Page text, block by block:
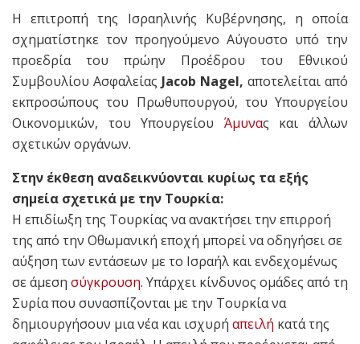
Η επιτροπή της Ισραηλινής Κυβέρνησης, η οποία
σχηματίστηκε τον προηγούμενο Αύγουστο υπό την
προεδρία του πρώην Προέδρου του Εθνικού
Συμβουλίου Ασφαλείας Jacob Nagel, αποτελείται από
εκπροσώπους του Πρωθυπουργού, του Υπουργείου
Οικονομικών, του Υπουργείου Άμυνας και άλλων
σχετικών οργάνων.
Στην έκθεση αναδεικνύονται κυρίως τα εξής
σημεία σχετικά με την Τουρκία:
Η επιδίωξη της Τουρκίας να ανακτήσει την επιρροή
της από την Οθωμανική εποχή μπορεί να οδηγήσει σε
αύξηση των εντάσεων με το Ισραήλ και ενδεχομένως
σε άμεση σύγκρουση. Υπάρχει κίνδυνος ομάδες από τη
Συρία που συνασπίζονται με την Τουρκία να
δημιουργήσουν μια νέα και ισχυρή απειλή κατά της